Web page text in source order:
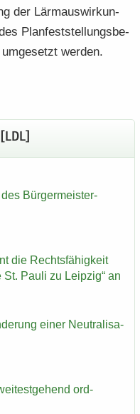
der Lärmaus­wir­kun­
Plan­fest­stel­lungs­be­
wer­den.
Bürgermeister-​
die Rechts­fä­hig­keit
Pauli zu Leip­zig“ an
einer Neu­tra­li­sa­
ord­